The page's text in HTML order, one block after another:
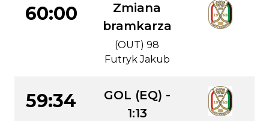
60:00
Zmiana
bramkarza
(OUT) 98
Futryk Jakub
59:34
GOL (EQ) -
1:13